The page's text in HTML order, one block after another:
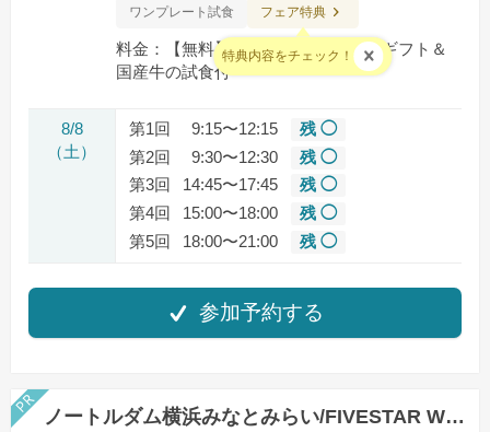
ワンプレート試食
フェア特典
特典内容をチェック！
料金：【無料】1件⽬来館でAmazonギフト＆
国産⽜の試⾷付
8/8
（土）
第1回 9:15〜12:15
残 ◯
第2回
9:30〜12:30
残 ◯
第3回
14:45〜17:45
残 ◯
第4回
15:00〜18:00
残 ◯
第5回
18:00〜21:00 残 ◯
参加予約する
ノートルダム横浜みなとみらい/FIVESTAR WEDDING